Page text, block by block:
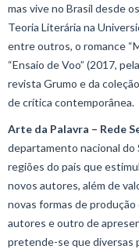
mas vive no Brasil desde
Teoria Literária na
entre outros, o romance
“Ensaio de Voo” (2017,
revista Grumo e da
de crítica contemporânea.
Arte da Palavra – Rede
departamento nacional do
regiões do país que
novos autores, além de
novas formas de
autores e outro de
pretende-se que diversas